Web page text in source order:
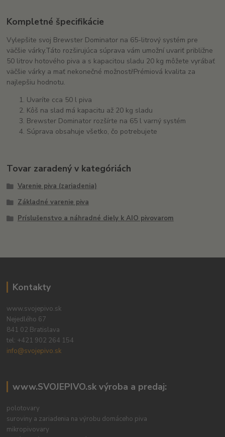
Kompletné špecifikácie
Vylepšite svoj Brewster Dominator na 65-litrový systém pre
väčšie várky.Táto rozširujúca súprava vám umožní uvariť približne
50 litrov hotového piva a s kapacitou sladu 20 kg môžete vyrábať
väčšie várky a mať nekonečné možnosti!Prémiová kvalita za
najlepšiu hodnotu.
Uvaríte cca 50 l piva
Kôš na slad má kapacitu až 20 kg sladu
Brewster Dominator rozšírte na 65 l varný systém
Súprava obsahuje všetko, čo potrebujete
Tovar zaradený v kategóriách
Varenie piva (zariadenia)
Základné varenie piva
Príslušenstvo a náhradné diely k AIO pivovarom
Kontakty
www.svojepivo.sk
Nejedlého 67
841 02 Bratislava
tel: +421 902 264 154
info@svojepivo.sk
www.SVOJEPIVO.sk výroba a predaj:
polotovary
suroviny a zariadenia na výrobu domáceho piva
mikropivovary